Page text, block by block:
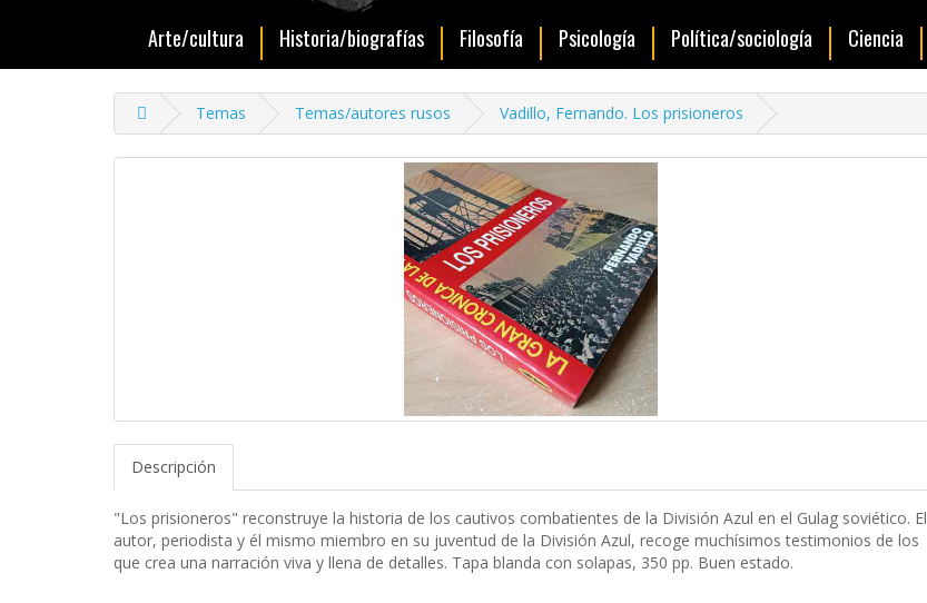
Arte/cultura Historia/biografías Filosofía Psicología Política/sociología Ciencia
Temas Temas/autores rusos Vadillo, Fernando. Los prisioneros
Descripción
"Los prisioneros" reconstruye la historia de los cautivos combatientes de la División Azul en el Gulag soviético. El
autor, periodista y él mismo miembro en su juventud de la División Azul, recoge muchísimos testimonios de los
que crea una narración viva y llena de detalles. Tapa blanda con solapas, 350 pp. Buen estado.